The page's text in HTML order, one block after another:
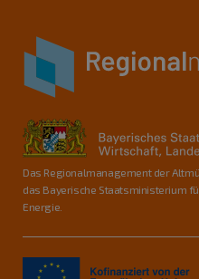
Das Regionalmanagement der
das Bayerische Staatsministerium
Energie.